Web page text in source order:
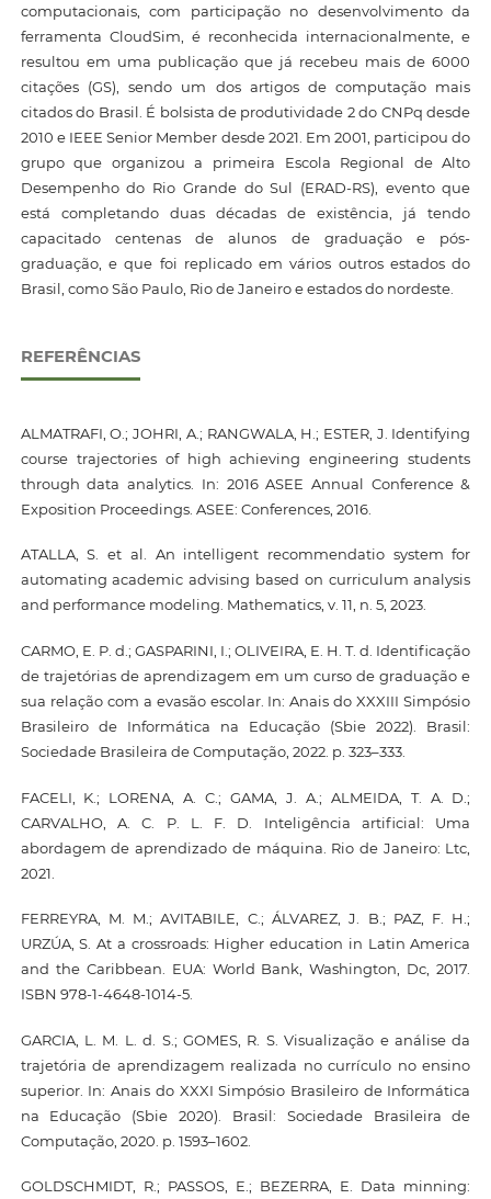
computacionais, com participação no desenvolvimento da
ferramenta CloudSim, é reconhecida internacionalmente, e
resultou em uma publicação que já recebeu mais de 6000
citações (GS), sendo um dos artigos de computação mais
citados do Brasil. É bolsista de produtividade 2 do CNPq desde
2010 e IEEE Senior Member desde 2021. Em 2001, participou do
grupo que organizou a primeira Escola Regional de Alto
Desempenho do Rio Grande do Sul (ERAD-RS), evento que
está completando duas décadas de existência, já tendo
capacitado centenas de alunos de graduação e pós-
graduação, e que foi replicado em vários outros estados do
Brasil, como São Paulo, Rio de Janeiro e estados do nordeste.
REFERÊNCIAS
ALMATRAFI, O.; JOHRI, A.; RANGWALA, H.; ESTER, J. Identifying
course trajectories of high achieving engineering students
through data analytics. In: 2016 ASEE Annual Conference &
Exposition Proceedings. ASEE: Conferences, 2016.
ATALLA, S. et al. An intelligent recommendatio system for
automating academic advising based on curriculum analysis
and performance modeling. Mathematics, v. 11, n. 5, 2023.
CARMO, E. P. d.; GASPARINI, I.; OLIVEIRA, E. H. T. d. Identificação
de trajetórias de aprendizagem em um curso de graduação e
sua relação com a evasão escolar. In: Anais do XXXIII Simpósio
Brasileiro de Informática na Educação (Sbie 2022). Brasil:
Sociedade Brasileira de Computação, 2022. p. 323–333.
FACELI, K.; LORENA, A. C.; GAMA, J. A.; ALMEIDA, T. A. D.;
CARVALHO, A. C. P. L. F. D. Inteligência artificial: Uma
abordagem de aprendizado de máquina. Rio de Janeiro: Ltc,
2021.
FERREYRA, M. M.; AVITABILE, C.; ÁLVAREZ, J. B.; PAZ, F. H.;
URZÚA, S. At a crossroads: Higher education in Latin America
and the Caribbean. EUA: World Bank, Washington, Dc, 2017.
ISBN 978-1-4648-1014-5.
GARCIA, L. M. L. d. S.; GOMES, R. S. Visualização e análise da
trajetória de aprendizagem realizada no currículo no ensino
superior. In: Anais do XXXI Simpósio Brasileiro de Informática
na Educação (Sbie 2020). Brasil: Sociedade Brasileira de
Computação, 2020. p. 1593–1602.
GOLDSCHMIDT, R.; PASSOS, E.; BEZERRA, E. Data minning: